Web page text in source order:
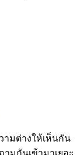
ต่างให้เห็นกัน
มกันเข้ามาเยอะ